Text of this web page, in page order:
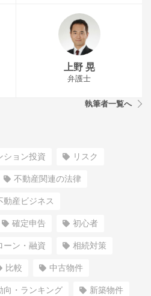
上野 晃
弁護士
執筆者一覧へ
ション投資 リスク
不動産関連の法律
動産ビジネス
確定申告 初心者
ーン・融資 相続対策
比較 中古物件
向・ランキング 新築物件